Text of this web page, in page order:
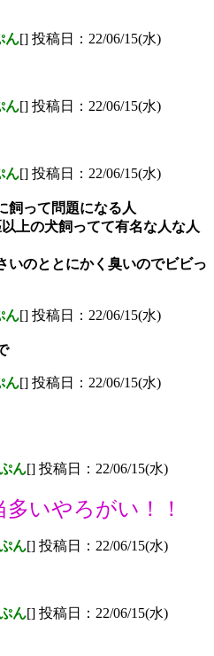
ん[] 投稿日：22/06/15(水)
ん[] 投稿日：22/06/15(水)
ん[] 投稿日：22/06/15(水)
飼って問題になる人
上の犬飼ってて有名な人な人
いのととにかく臭いのでビビっ
ん[] 投稿日：22/06/15(水)
ん[] 投稿日：22/06/15(水)
ん[] 投稿日：22/06/15(水)
いやろがい！！
ん[] 投稿日：22/06/15(水)
ん[] 投稿日：22/06/15(水)